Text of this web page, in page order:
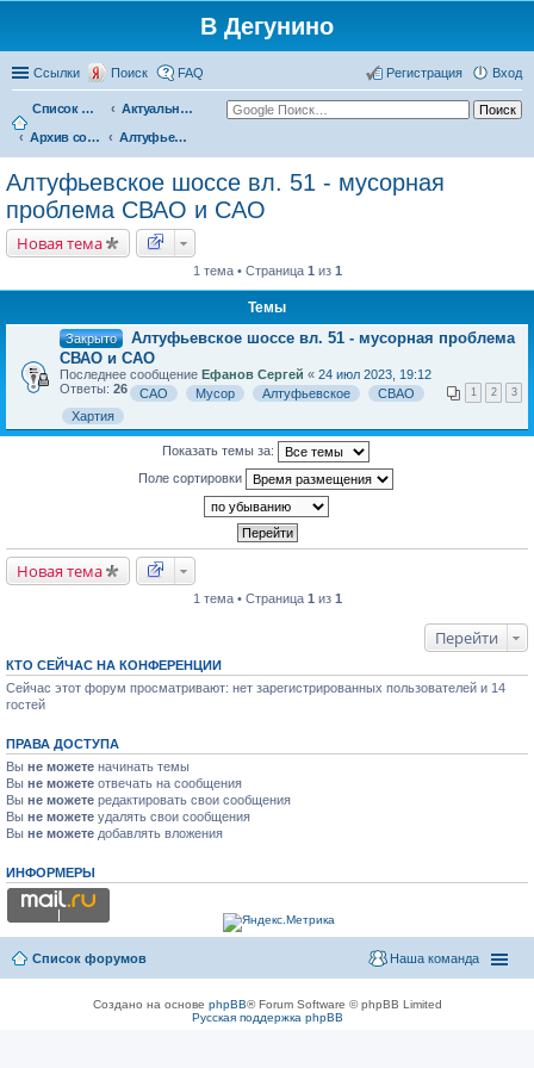
В Дегунино
Ссылки Поиск FAQ Вход
Регистрация
Список форумов
Актуальные вопросы
Архив событий
Алтуфьевское шоссе вл. 51 - мусорная проблема СВАО и САО
Алтуфьевское шоссе вл. 51 - мусорная
проблема СВАО и САО
Новая тема
1 тема • Страница 1 из 1
Темы
Закрыто
Алтуфьевское шоссе вл. 51 - мусорная проблема
СВАО и САО
Последнее сообщение Ефанов Сергей « 24 июл 2023, 19:12
Ответы: 26 1 2 3
САО Мусор Алтуфьевское
СВАО
Хартия
Показать темы за:
Поле сортировки
Новая тема
1 тема • Страница 1 из 1
Перейти
КТО СЕЙЧАС НА КОНФЕРЕНЦИИ
Сейчас этот форум просматривают: нет зарегистрированных пользователей и 14
гостей
ПРАВА ДОСТУПА
Вы не можете начинать темы
Вы не можете отвечать на сообщения
Вы не можете редактировать свои сообщения
Вы не можете удалять свои сообщения
Вы не можете добавлять вложения
ИНФОРМЕРЫ
Список форумов Наша команда
Создано на основе phpBB® Forum Software © phpBB Limited
Русская поддержка phpBB